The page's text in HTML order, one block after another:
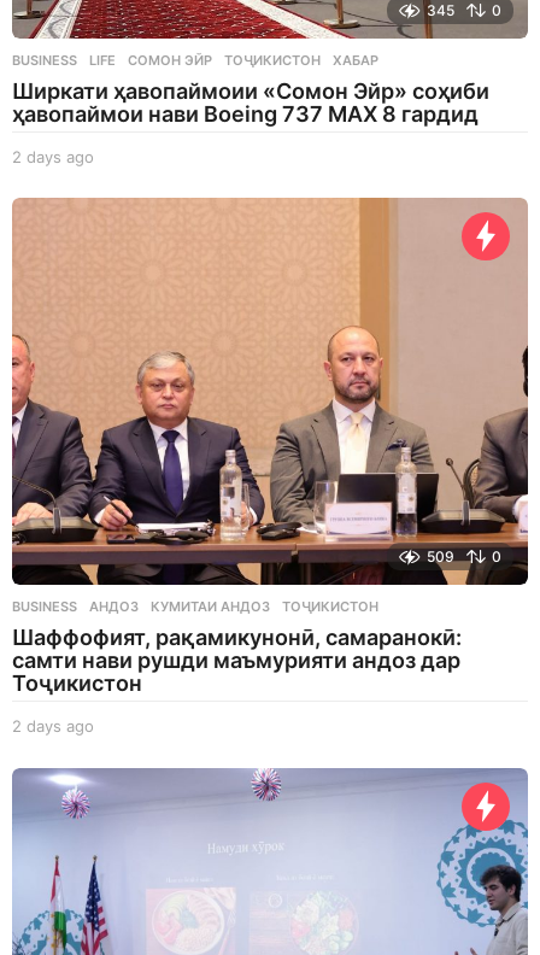
345 0
BUSINESS ,LIFE СОМОН ЭЙР ,ТОҶИКИСТОН ,ХАБАР
Ширкати ҳавопаймоии «Сомон Эйр» соҳиби
ҳавопаймои нави Boeing 737 MAX 8 гардид
2 days ago
a
509 0
BUSINESS АНДОЗ ,КУМИТАИ АНДОЗ ,ТОҶИКИСТОН
Шаффофият, рақамикунонӣ, самаранокӣ:
самти нави рушди маъмурияти андоз дар
Тоҷикистон
2 days ago
a
g
o